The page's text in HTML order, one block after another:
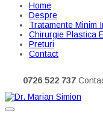
Home
Despre
Tratamente Minim
Chirurgie Plastica
Preturi
Contact
0726 522 737